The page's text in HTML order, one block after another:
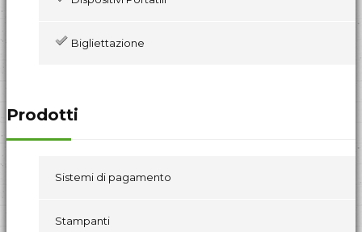
Bigliettazione
Prodotti
Sistemi di pagamento
Stampanti